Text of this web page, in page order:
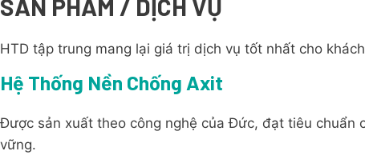
SẢN PHẨM / DỊCH VỤ
HTD tập trung mang lại giá trị dịch vụ tốt nhất cho
Hệ Thống Nền Chống Axit
Được sản xuất theo công nghệ của Đức, đạt tiêu chuẩn
vững.